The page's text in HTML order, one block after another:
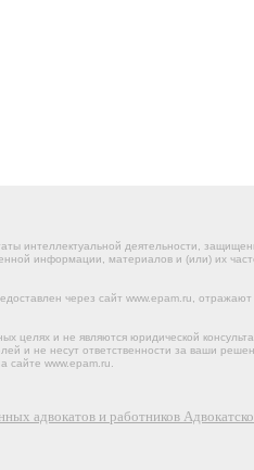
интеллектуальной деятельности,
информации, материалов и (или) их
через сайт www.epam.ru,
целях и не являются юридической
и не несут ответственности за ваши
сайте www.epam.ru.
адвокатов и работников